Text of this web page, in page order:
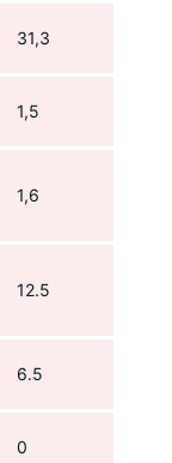
31,3
1,5
1,6
12.5
6.5
0